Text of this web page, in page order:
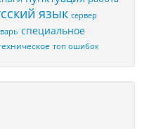
язык сервер
специальное
топ ошибок